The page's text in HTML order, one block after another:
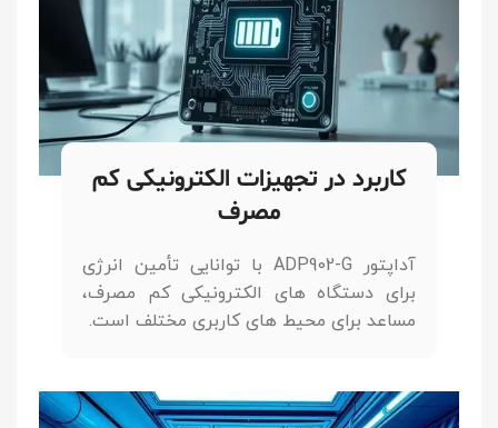
کاربرد در تجهیزات الکترونیکی کم
مصرف
آداپتور ADP902-G با توانایی تأمین انرژی
برای دستگاه های الکترونیکی کم مصرف،
مساعد برای محیط های کاربری مختلف است.